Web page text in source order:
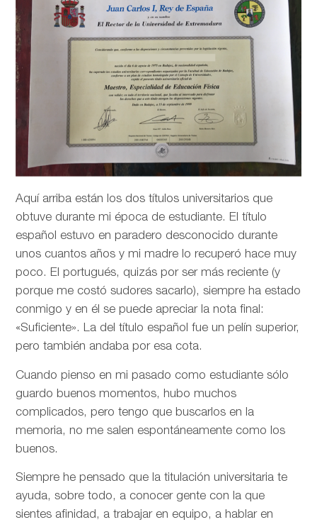
Aquí arriba están los dos títulos universitarios que
obtuve durante mi época de estudiante. El título
español estuvo en paradero desconocido durante
unos cuantos años y mi madre lo recuperó hace muy
poco. El portugués, quizás por ser más reciente (y
porque me costó sudores sacarlo), siempre ha estado
conmigo y en él se puede apreciar la nota final:
«Suficiente». La del título español fue un pelín superior,
pero también andaba por esa cota.
Cuando pienso en mi pasado como estudiante sólo
guardo buenos momentos, hubo muchos
complicados, pero tengo que buscarlos en la
memoria, no me salen espontáneamente como los
buenos.
Siempre he pensado que la titulación universitaria te
ayuda, sobre todo, a conocer gente con la que
sientes afinidad, a trabajar en equipo, a hablar en